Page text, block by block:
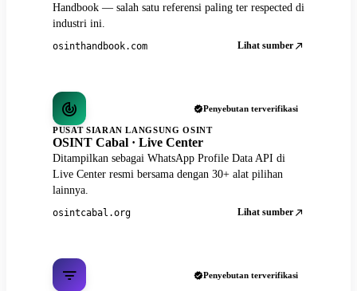
Handbook — salah satu referensi paling ter respected di
industri ini.
osinthandbook.com Lihat sumber
Penyebutan terverifikasi
PUSAT SIARAN LANGSUNG OSINT
OSINT Cabal · Live Center
Ditampilkan sebagai WhatsApp Profile Data API di
Live Center resmi bersama dengan 30+ alat pilihan
lainnya.
osintcabal.org Lihat sumber
Penyebutan terverifikasi